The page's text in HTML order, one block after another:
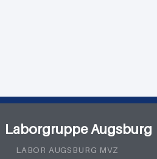
Laborgruppe Augsburg
LABOR AUGSBURG MVZ